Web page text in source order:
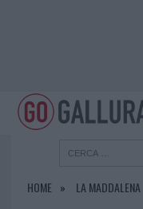
HOME LA MADDALENA